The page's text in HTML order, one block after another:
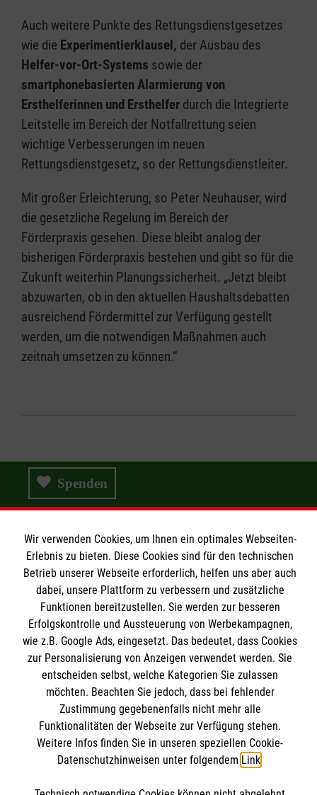
Auch weitere Punkte des Rettungsdienstgesetzes
wie die Experimentierklausel, der Ausbau des
Helfer-vor-Ort-Systems sowie der
smartphonebasierten Alarmierung von
Ersthelferinnen und Ersthelfer durch die Integrierte
Leitstelle im Bereich der Notfallrettung seien
wichtige Verbesserungen im neuen
Rettungsdienstgesetz, so der Rettungsdienstleiter.
Mit großer Erleichterung, so Peter Neuhauser, wird
die gesetzliche Regelung im Bereich der
Förderpraxis gesehen. Diese bleibt analog der
bisherigen Förderpraxis bestehen und gibt so für die
Zukunft weiterhin Planungssicherheit. „Jetzt bleibt
abzuwarten, ob in den aktuellen Haushaltsdebatten
ausreichend Fördermittel zur Verfügung gestellt
werden, um die notwendigen Maßnahmen auch
zeitnah umsetzen zu können.“
Spenden
Wir Malteser
Wir Malteser
Spenden & Helfen
Angebote & Leistungen
Kursangebote
Mitarbeiten & Aktiv werden
Informationen
Kontakt
Presse und Medien
Impressum
Datenschutz
Malteser online
Malteserorden
Wir verwenden Cookies, um Ihnen ein optimales Webseiten-
Erlebnis zu bieten. Diese Cookies sind für den technischen
Betrieb unserer Webseite erforderlich, helfen uns aber auch
dabei, unsere Plattform zu verbessern und zusätzliche
Funktionen bereitzustellen. Sie werden zur besseren
Erfolgskontrolle und Aussteuerung von Werbekampagnen,
wie z.B. Google Ads, eingesetzt. Das bedeutet, dass Cookies
zur Personalisierung von Anzeigen verwendet werden. Sie
entscheiden selbst, welche Kategorien Sie zulassen
möchten. Beachten Sie jedoch, dass bei fehlender
Zustimmung gegebenenfalls nicht mehr alle
Funktionalitäten der Webseite zur Verfügung stehen.
Weitere Infos finden Sie in unseren speziellen Cookie-
Datenschutzhinweisen unter folgendem Link.